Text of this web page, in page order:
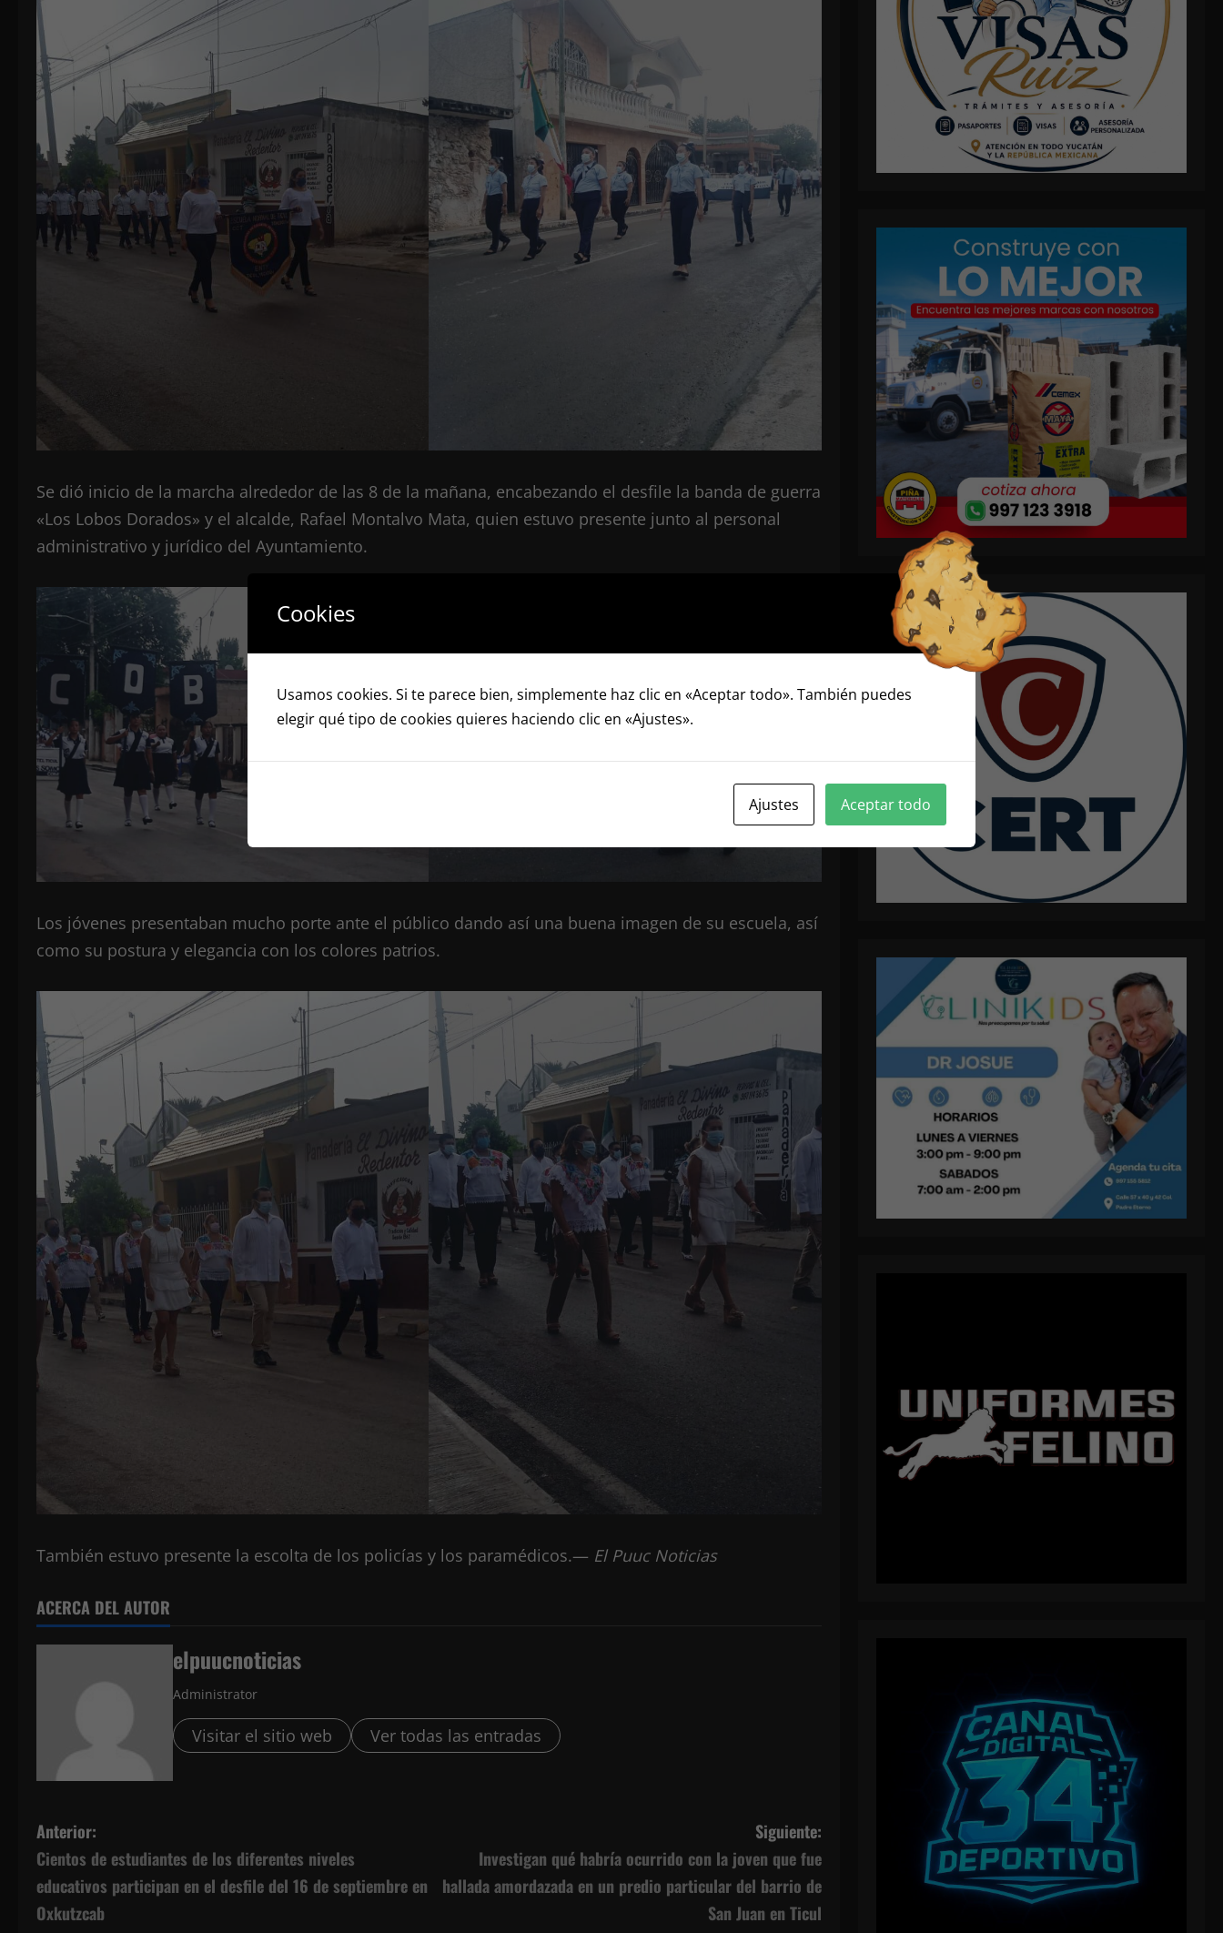
Se dió inicio de la marcha alrededor de las 8 de la mañana, encabezando el desfile la banda de guerra
«Los Lobos Dorados» y el alcalde, Rafael Montalvo Mata, quien estuvo presente junto al personal
administrativo y jurídico del Ayuntamiento.
Los jóvenes presentaban mucho porte ante el público dando así una buena imagen de su escuela, así
como su postura y elegancia con los colores patrios.
También estuvo presente la escolta de los policías y los paramédicos.— El Puuc Noticias
ACERCA DEL AUTOR
elpuucnoticias
Administrator
Visitar el sitio web Ver todas las entradas
N
a
v
Anterior:
Cientos de estudiantes de los diferentes niveles
educativos participan en el desfile del 16 de septiembre en
Oxkutzcab
Siguiente:
Investigan qué habría ocurrido con la joven que fue
hallada amordazada en un predio particular del barrio de
San Juan en Ticul
Cookies
Usamos cookies. Si te parece bien, simplemente haz clic en «Aceptar todo». También puedes
elegir qué tipo de cookies quieres haciendo clic en «Ajustes».
Ajustes Aceptar todo